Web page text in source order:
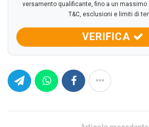
versamento qualificante, fino a un massimo
T&C, esclusioni e limiti di
VERIFICA